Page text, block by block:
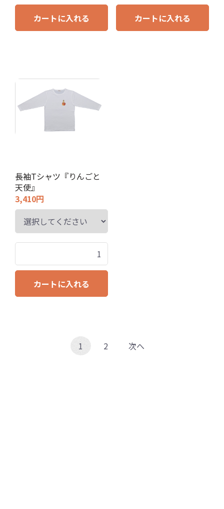
カートに入れる カートに入れる
長袖Tシャツ『りんごと
天使』
3,410円
カートに入れる
1 2 次へ